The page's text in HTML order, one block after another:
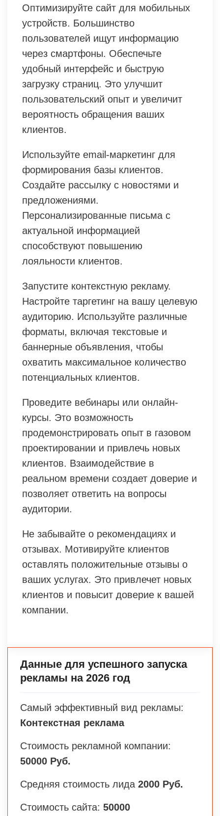
Оптимизируйте сайт для мобильных
устройств. Большинство
пользователей ищут информацию
через смартфоны. Обеспечьте
удобный интерфейс и быструю
загрузку страниц. Это улучшит
пользовательский опыт и увеличит
вероятность обращения ваших
клиентов.
Используйте email-маркетинг для
формирования базы клиентов.
Создайте рассылку с новостями и
предложениями.
Персонализированные письма с
актуальной информацией
способствуют повышению
лояльности клиентов.
Запустите контекстную рекламу.
Настройте таргетинг на вашу целевую
аудиторию. Используйте различные
форматы, включая текстовые и
баннерные объявления, чтобы
охватить максимальное количество
потенциальных клиентов.
Проведите вебинары или онлайн-
курсы. Это возможность
продемонстрировать опыт в газовом
проектировании и привлечь новых
клиентов. Взаимодействие в
реальном времени создает доверие и
позволяет ответить на вопросы
аудитории.
Не забывайте о рекомендациях и
отзывах. Мотивируйте клиентов
оставлять положительные отзывы о
ваших услугах. Это привлечет новых
клиентов и повысит доверие к вашей
компании.
Данные для успешного запуска
рекламы на 2026 год
Самый эффективный вид рекламы:
Контекстная реклама
Стоимость рекламной компании:
50000 Руб.
Средняя стоимость лида 2000 Руб.
Стоимость сайта: 50000